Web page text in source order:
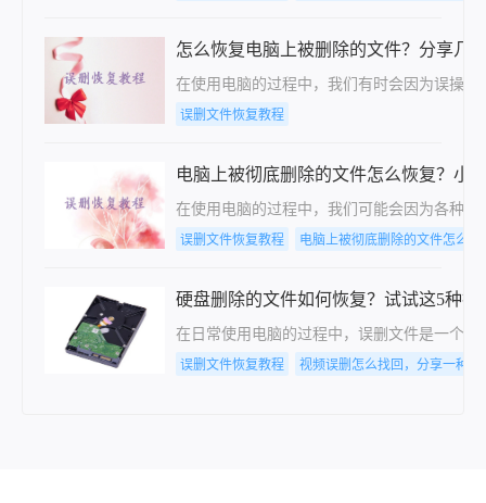
怎么恢复电脑上被删除的文件？分享几
在使用电脑的过程中，我们有时会因为误操
误删文件恢复教程
电脑上被彻底删除的文件怎么恢复？小
在使用电脑的过程中，我们可能会因为各种
误删文件恢复教程 电脑上被彻底删除的文件怎么恢
硬盘删除的文件如何恢复？试试这5种找
在日常使用电脑的过程中，误删文件是一个
误删文件恢复教程 视频误删怎么找回，分享一种简